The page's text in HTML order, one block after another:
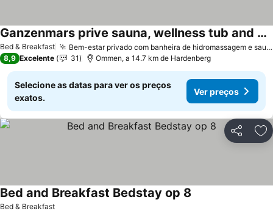
Bed & Breakfast Bem-estar privado com banheira de hidromassagem e sauna
Ganzenmars prive sauna, wellness tub and gamesroom
8,9 Excelente 31 Ommen, a 14.7 km de Hardenberg
Selecione as datas para ver os preços
exatos.
Ver preços
Partilhar
Bed & Breakfast
Bed and Breakfast Bedstay op 8